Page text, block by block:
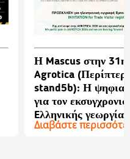
Η Mascus στην 31η
Agrotica
stand5b): Η
για τον
Eλληνικής γεωργίας
Διαβάστε